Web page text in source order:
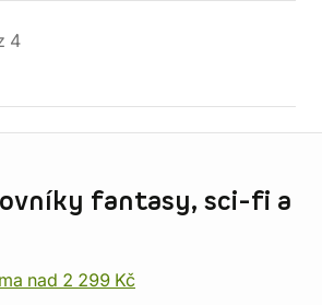
4
fantasy, sci-fi a
nad 2 299 Kč